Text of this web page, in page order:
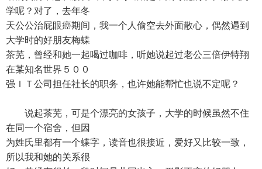
学呢？对了，去年冬
天公公治屁眼癌期间，我一个人偷空去外面散心，偶然遇到
大学时的好朋友梅蝶
茶芜，曾经和她一起喝过咖啡，听她说起过老公三倍伊特翔
在某知名世界５００
强ＩＴ公司担任社长的职务，也许她能帮忙也说不定呢？
说起茶芜，可是个漂亮的女孩子，大学的时候虽然不住
在同一个宿舍，但因
为姓氏里都有一个蝶字，读音也很接近，爱好又比较一致，
所以我和她的关系很